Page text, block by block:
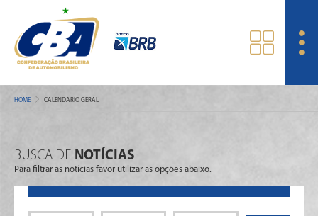
HOME CALENDÁRIO GERAL
BUSCA DE NOTÍCIAS
Para filtrar as notícias favor utilizar as opções abaixo.